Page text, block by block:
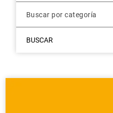
Buscar por categoría
BUSCAR